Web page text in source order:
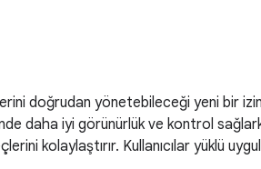
doğrudan yönetebileceği yeni bir izin
daha iyi görünürlük ve kontrol
kolaylaştırır. Kullanıcılar yüklü